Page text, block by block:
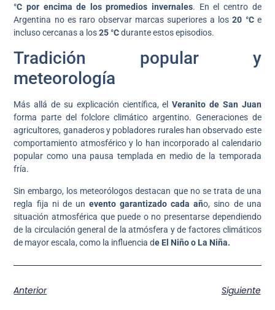
°C por encima de los promedios invernales. En el centro de
Argentina no es raro observar marcas superiores a los20 °Ce
incluso cercanas a los25 °Cdurante estos episodios.
Tradición popular y
meteorología
Más allá de su explicación científica, elVeranito de San Juan
forma parte del folclore climático argentino. Generaciones de
agricultores, ganaderos y pobladores rurales han observado este
comportamiento atmosférico y lo han incorporado al calendario
popular como una pausa templada en medio de la temporada
fría.
Sin embargo, los meteorólogos destacan que no se trata de una
regla fija ni de un evento garantizado cada año, sino de una
situación atmosférica que puede o no presentarse dependiendo
de la circulación general de la atmósfera y de factores climáticos
de mayor escala, como la influencia de El Niño o La Niña.
Anterior Siguiente